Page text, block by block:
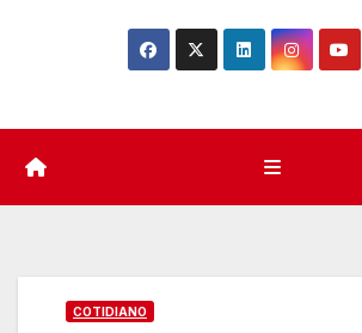
COTIDIANO